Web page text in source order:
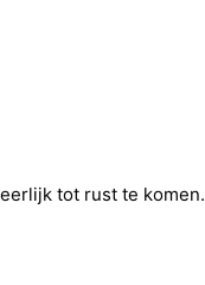
tot rust te komen.